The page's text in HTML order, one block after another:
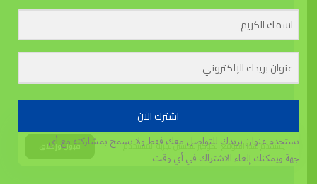
يستخدم هذا الموقع الكوكيز لتحسين تجربة المستخدم. قبول وإغلاق
اشترك الآن
نستخدم عنوان بريدك للتواصل معك فقط ولا نسمح بمشاركته مع أي
جهةويمكنك إلغاء الاشتراك في أي وقت